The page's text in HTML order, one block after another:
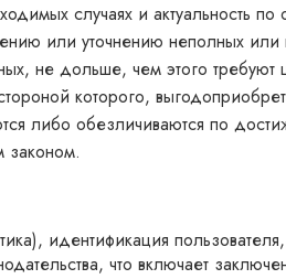
случаях и актуальность
или уточнению неполных или
не дольше, чем этого требуют
которого,
либо обезличиваются по
законом.
идентификация
что включает